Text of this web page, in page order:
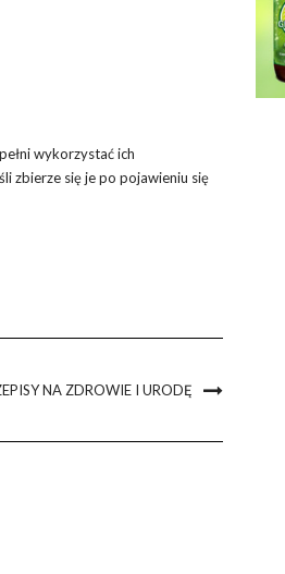
wykorzystać ich
zbierze się je po pojawieniu się
NA ZDROWIE I URODĘ